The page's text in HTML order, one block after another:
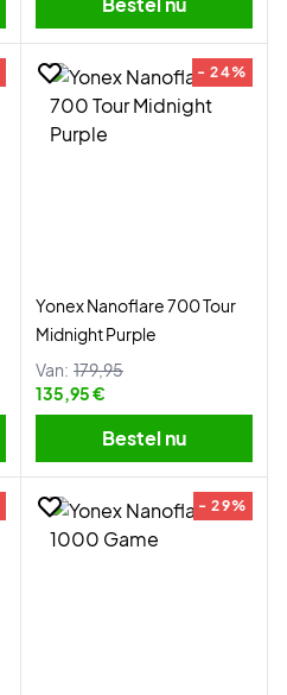
- 24%
Yonex Nanoflare 700 Tour
Midnight Purple
Van: 179,95
135,95 €
Bestel nu
- 29%